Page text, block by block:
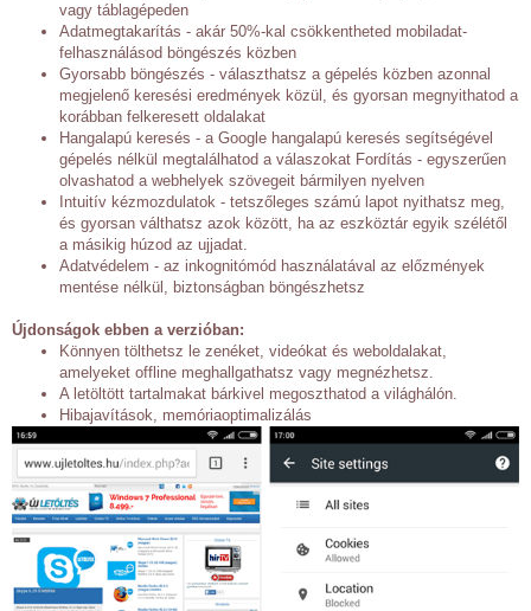
vagy táblagépeden
Adatmegtakarítás - akár 50%-kal csökkentheted mobiladat-
felhasználásod böngészés közben
Gyorsabb böngészés - választhatsz a gépelés közben azonnal
megjelenő keresési eredmények közül, és gyorsan megnyithatod a
korábban felkeresett oldalakat
Hangalapú keresés - a Google hangalapú keresés segítségével
gépelés nélkül megtalálhatod a válaszokat Fordítás - egyszerűen
olvashatod a webhelyek szövegeit bármilyen nyelven
Intuitív kézmozdulatok - tetszőleges számú lapot nyithatsz meg,
és gyorsan válthatsz azok között, ha az eszköztár egyik szélétől
a másikig húzod az ujjadat.
Adatvédelem - az inkognitómód használatával az előzmények
mentése nélkül, biztonságban böngészhetsz
Újdonságok ebben a verzióban:
Könnyen tölthetsz le zenéket, videókat és weboldalakat,
amelyeket offline meghallgathatsz vagy megnézhetsz.
A letöltött tartalmakat bárkivel megoszthatod a világhálón.
Hibajavítások, memóriaoptimalizálás